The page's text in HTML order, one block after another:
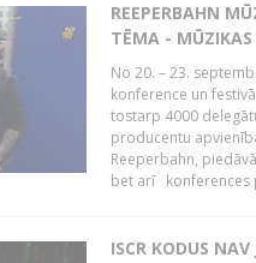
REEPERBAHN
TĒMA -
No 20. – 23.
konference un
tostarp 4000
producentu
Reeperbahn,
bet arī konferences
ISCR KODUS